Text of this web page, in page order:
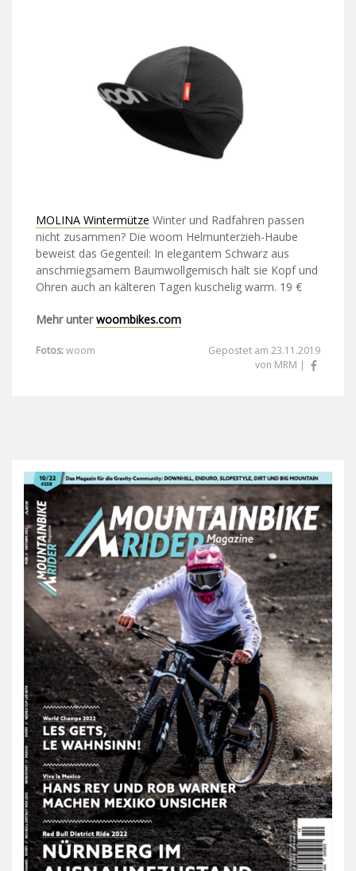
MOLINA Wintermütze Winter und Radfahren passen
nicht zusammen? Die woom Helmunterzieh-Haube
beweist das Gegenteil: In elegantem Schwarz aus
anschmiegsamem Baumwollgemisch hält sie Kopf und
Ohren auch an kälteren Tagen kuschelig warm. 19 €
Mehr unterwoombikes.com
Fotos:woom
Gepostet am 23.11.2019
von MRM |